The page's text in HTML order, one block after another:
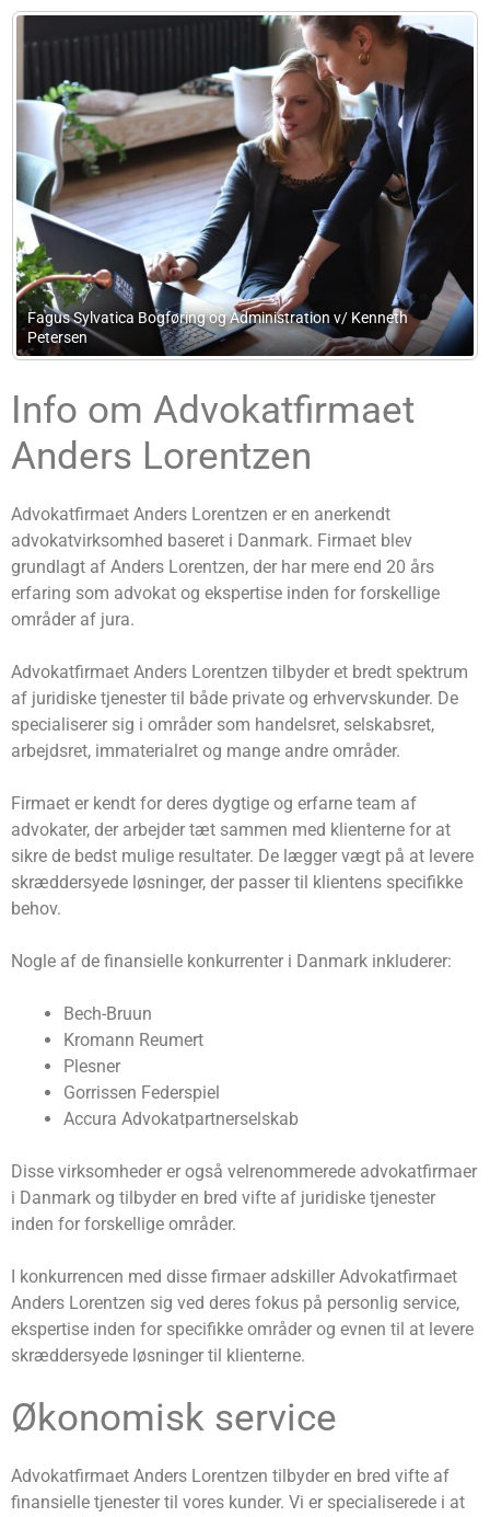
v/ Kenneth
Labora Legal Advokatfirma
Info om Advokatfirmaet
Anders Lorentzen
Advokatfirmaet Anders Lorentzen er en anerkendt
advokatvirksomhed baseret i Danmark. Firmaet blev
grundlagt af Anders Lorentzen, der har mere end 20 års
erfaring som advokat og ekspertise inden for forskellige
områder af jura.
Advokatfirmaet Anders Lorentzen tilbyder et bredt spektrum
af juridiske tjenester til både private og erhvervskunder. De
specialiserer sig i områder som handelsret, selskabsret,
arbejdsret, immaterialret og mange andre områder.
Firmaet er kendt for deres dygtige og erfarne team af
advokater, der arbejder tæt sammen med klienterne for at
sikre de bedst mulige resultater. De lægger vægt på at levere
skræddersyede løsninger, der passer til klientens specifikke
behov.
Nogle af de finansielle konkurrenter i Danmark inkluderer:
Bech-Bruun
Kromann Reumert
Plesner
Gorrissen Federspiel
Accura Advokatpartnerselskab
Disse virksomheder er også velrenommerede advokatfirmaer
i Danmark og tilbyder en bred vifte af juridiske tjenester
inden for forskellige områder.
I konkurrencen med disse firmaer adskiller Advokatfirmaet
Anders Lorentzen sig ved deres fokus på personlig service,
ekspertise inden for specifikke områder og evnen til at levere
skræddersyede løsninger til klienterne.
Økonomisk service
Advokatfirmaet Anders Lorentzen tilbyder en bred vifte af
finansielle tjenester til vores kunder. Vi er specialiserede i at